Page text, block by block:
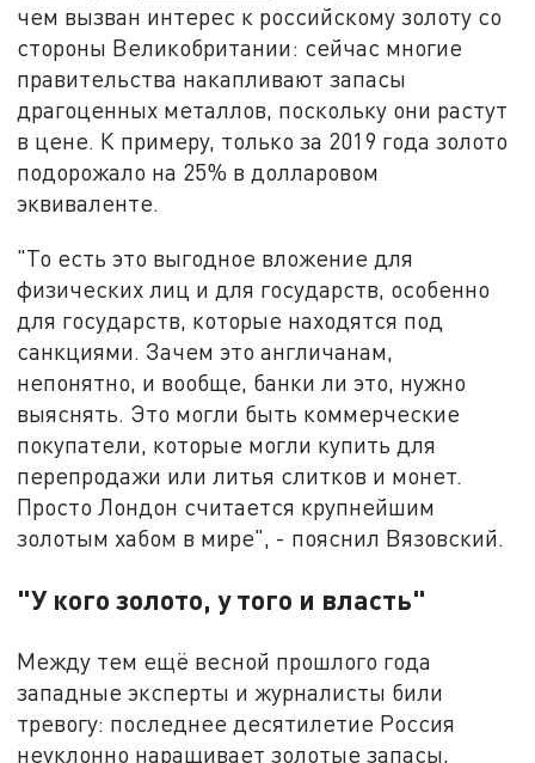
чем вызван интерес к российскому золоту со
стороны Великобритании: сейчас многие
правительства накапливают запасы
драгоценных металлов, поскольку они растут
в цене. К примеру, только за 2019 года золото
подорожало на 25% в долларовом
эквиваленте.
"То есть это выгодное вложение для
физических лиц и для государств, особенно
для государств, которые находятся под
санкциями. Зачем это англичанам,
непонятно, и вообще, банки ли это, нужно
выяснять. Это могли быть коммерческие
покупатели, которые могли купить для
перепродажи или литья слитков и монет.
Просто Лондон считается крупнейшим
золотым хабом в мире", - пояснил Вязовский.
"У кого золото, у того и власть"
Между тем ещё весной прошлого года
западные эксперты и журналисты били
тревогу: последнее десятилетие Россия
неуклонно наращивает золотые запасы,